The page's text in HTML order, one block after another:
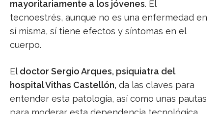
mayoritariamente a los jóvenes. El
tecnoestrés, aunque no es una enfermedad en
sí misma, sí tiene efectos y síntomas en el
cuerpo.
El doctor Sergio Arques, psiquiatra del
hospital Vithas Castellón, da las claves para
entender esta patología, así como unas pautas